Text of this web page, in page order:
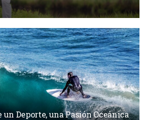
Deporte, una Pasión Oceánica